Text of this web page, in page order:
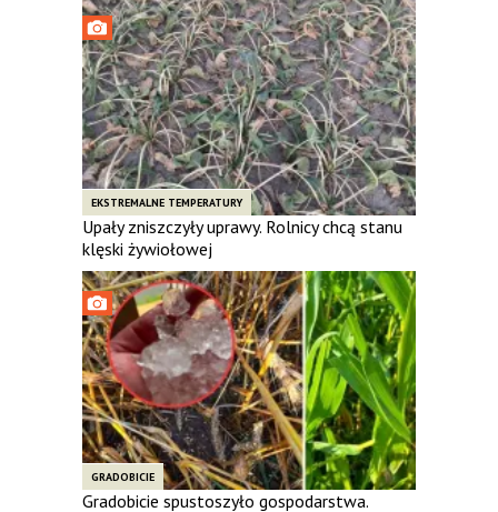
EKSTREMALNE TEMPERATURY
Upały zniszczyły uprawy. Rolnicy chcą stanu
klęski żywiołowej
GRADOBICIE
Gradobicie spustoszyło gospodarstwa.